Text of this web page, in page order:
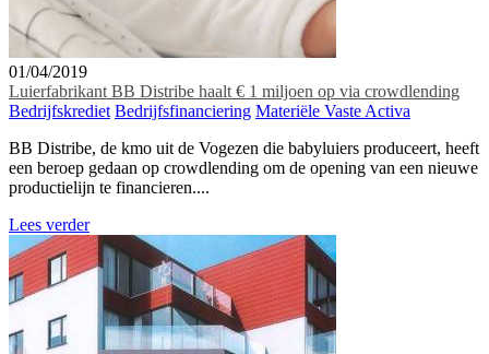
01/04/2019
Luierfabrikant BB Distribe haalt € 1 miljoen op via crowdlending
Bedrijfskrediet Bedrijfsfinanciering Materiële Vaste Activa
BB Distribe, de kmo uit de Vogezen die babyluiers produceert, heeft
een beroep gedaan op crowdlending om de opening van een nieuwe
productielijn te financieren....
Lees verder